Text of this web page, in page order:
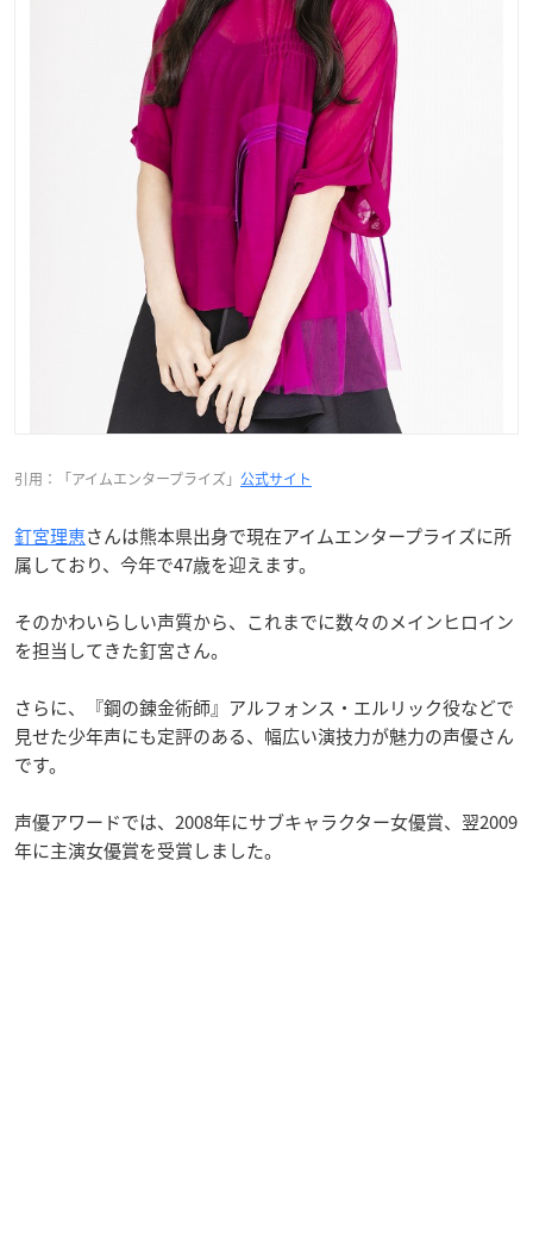
引用：「アイムエンタープライズ」 公式サイト
釘宮理恵さんは熊本県出身で現在アイムエンタープライズに所
属しており、今年で47歳を迎えます。
そのかわいらしい声質から、これまでに数々のメインヒロイン
を担当してきた釘宮さん。
さらに、『鋼の錬金術師』アルフォンス・エルリック役などで
見せた少年声にも定評のある、幅広い演技力が魅力の声優さん
です。
声優アワードでは、2008年にサブキャラクター女優賞、翌2009
年に主演女優賞を受賞しました。